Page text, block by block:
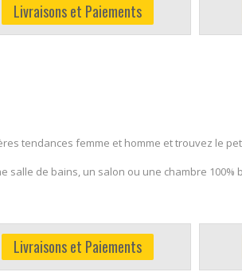
Livraisons et Paiements
tendances femme et homme et trouvez le
de bains, un salon ou une chambre 100%
Livraisons et Paiements